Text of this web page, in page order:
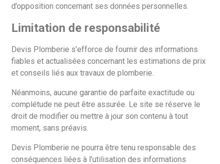
d’opposition concernant ses données personnelles.
Limitation de responsabilité
Devis Plomberie s’efforce de fournir des informations
fiables et actualisées concernant les estimations de prix
et conseils liés aux travaux de plomberie.
Néanmoins, aucune garantie de parfaite exactitude ou
complétude ne peut être assurée. Le site se réserve le
droit de modifier ou mettre à jour son contenu à tout
moment, sans préavis.
Devis Plomberie ne pourra être tenu responsable des
conséquences liées à l’utilisation des informations